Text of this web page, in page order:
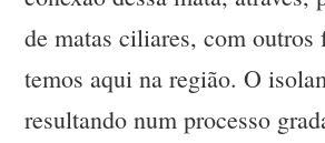
de matas ciliares, com outros
temos aqui na região. O
resultando num processo